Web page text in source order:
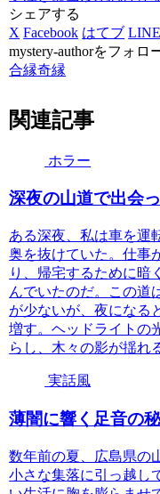
シェアする
X Facebook はてブ LINE
mystery-authorをフォロ
合縁奇縁
関連記事
ホラー
深夜の山道で出会
ある深夜、私は車を運
奥を抜けていた。仕事
り、帰宅するために暗
んでいたのだ。この道
が少ないが、夜になる
増す。ヘッドライトの
らし、木々の影が揺れ
実話風
薄闇に響く足音の
数年前の夏、広島県の
小さな集落に引っ越し